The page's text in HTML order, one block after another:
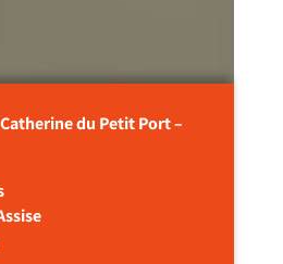
du Petit Port –